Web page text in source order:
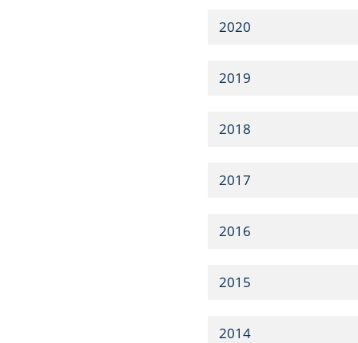
2020
2019
2018
2017
2016
2015
2014